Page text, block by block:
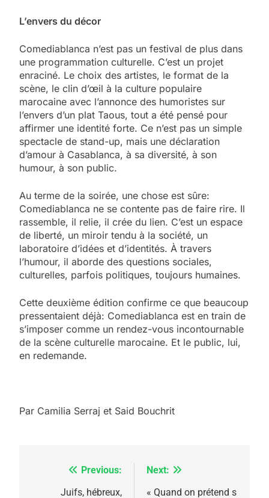
L’envers du décor
Comediablanca n’est pas un festival de plus dans
une programmation culturelle. C’est un projet
enraciné. Le choix des artistes, le format de la
scène, le clin d’œil à la culture populaire
marocaine avec l’annonce des humoristes sur
l’envers d’un plat Taous, tout a été pensé pour
affirmer une identité forte. Ce n’est pas un simple
spectacle de stand-up, mais une déclaration
d’amour à Casablanca, à sa diversité, à son
humour, à son public.
Au terme de la soirée, une chose est sûre:
Comediablanca ne se contente pas de faire rire. Il
rassemble, il relie, il crée du lien. C’est un espace
de liberté, un miroir tendu à la société, un
laboratoire d’idées et d’identités. À travers
l’humour, il aborde des questions sociales,
culturelles, parfois politiques, toujours humaines.
Cette deuxième édition confirme ce que beaucoup
pressentaient déjà: Comediablanca est en train de
s’imposer comme un rendez-vous incontournable
de la scène culturelle marocaine. Et le public, lui,
en redemande.
Par Camilia Serraj et Said Bouchrit
NavigationPrevious:
Juifs, hébreux,
Next:
« Quand on prétend s